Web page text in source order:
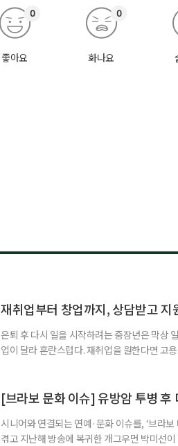
좋아요
0
화나요
0
재취업부터 창업까지, 상담받고 지
은퇴 후 다시 일을 시작하려는 중장년은 막상
업이 달라 혼란스럽다. 재취업을 원한다면 고
준비부터 구직 수당까지 고용노동부 국민취업
업 지원 계획을 세
[브라보 문화 이슈] 유방암 투병 후
시니어와 연결되는 연예·문화 이슈를, ‘브라
겪고 지난해 방송에 복귀한 개그우먼 박미선